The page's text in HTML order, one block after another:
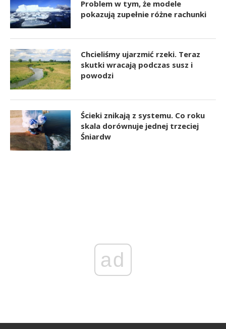
Problem w tym, że modele
pokazują zupełnie różne rachunki
Chcieliśmy ujarzmić rzeki. Teraz
skutki wracają podczas susz i
powodzi
Ścieki znikają z systemu. Co roku
skala dorównuje jednej trzeciej
Śniardw
ad